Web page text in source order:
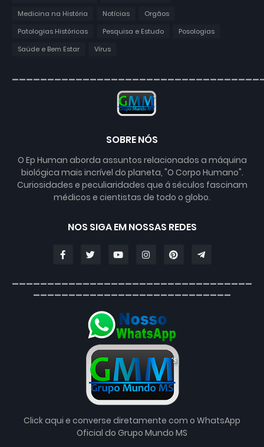
Medicina na História
Notícias
Orgãos
Patologias Históricas
Pesquisa e Estudo
Posologias
Saúde e Bem Estar
Vírus
SOBRE NÓS
O Ep Human aborda assuntos relacionados a máquina
biológica mais incrível do planeta, "O Corpo Humano".
Curiosidades e peculiaridades que á séculos fascinam
médicos e cientistas de todo o globo.
NOS SIGA EM NOSSAS REDES
__________________________________
____________________________
Click aqui e converse diretamente com o WhatsApp
Oficial do Grupo Mundo MS